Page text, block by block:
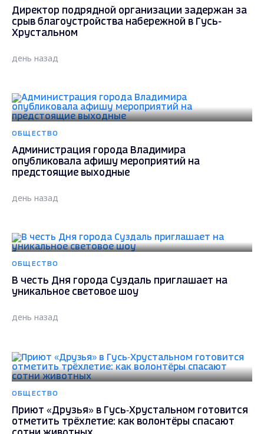
Директор подрядной организации задержан за
срыв благоустройства набережной в Гусь-
Хрустальном
день назад
ОБЩЕСТВО
Администрация города Владимира
опубликовала афишу мероприятий на
предстоящие выходные
день назад
ОБЩЕСТВО
В честь Дня города Суздаль приглашает на
уникальное световое шоу
день назад
ОБЩЕСТВО
Приют «Друзья» в Гусь‑Хрустальном готовится
отметить трёхлетие: как волонтёры спасают